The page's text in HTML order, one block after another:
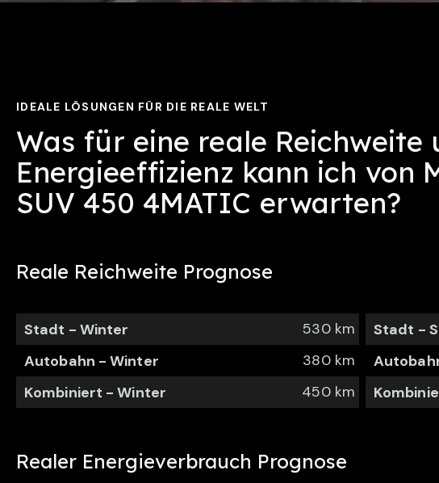
IDEALE LÖSUNGEN FÜR DIE REALE WELT
Was für eine reale Reichweite
Energieeffizienz kann ich von
SUV 450 4MATIC erwarten?
Reale Reichweite Prognose
Stadt - Winter 530 km Stadt -
Autobahn - Winter
380 km
Kombiniert - Winter
450 km
Realer Energieverbrauch Prognose